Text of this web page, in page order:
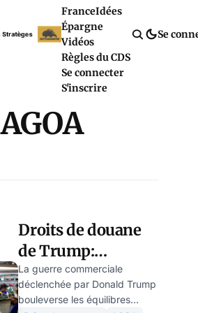
FranceIdées
Épargne
Vidéos
Règles du CDS
Se connecter
S'inscrire
Se
AGOA
Droits de douane
de Trump:
Madagascar en
paie le prix fort
La guerre commerciale
déclenchée par Donald Trump
bouleverse les équilibres